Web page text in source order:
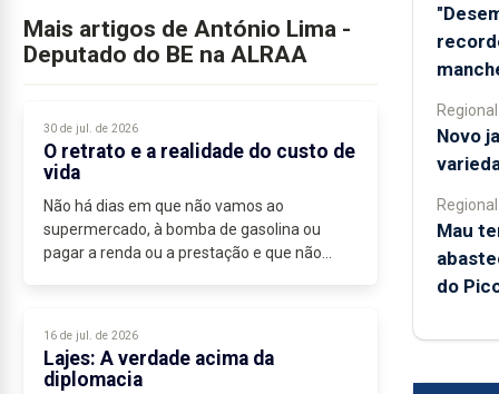
Mais artigos de António Lima -
Deputado do BE na ALRAA
30 de jul. de 2026
O retrato e a realidade do custo de
vida
Não há dias em que não vamos ao
supermercado, à bomba de gasolina ou
pagar a renda ou a prestação e que não
16 de jul. de 2026
Lajes: A verdade acima da
diplomacia
Regional
Novo
Regional
Mau
do